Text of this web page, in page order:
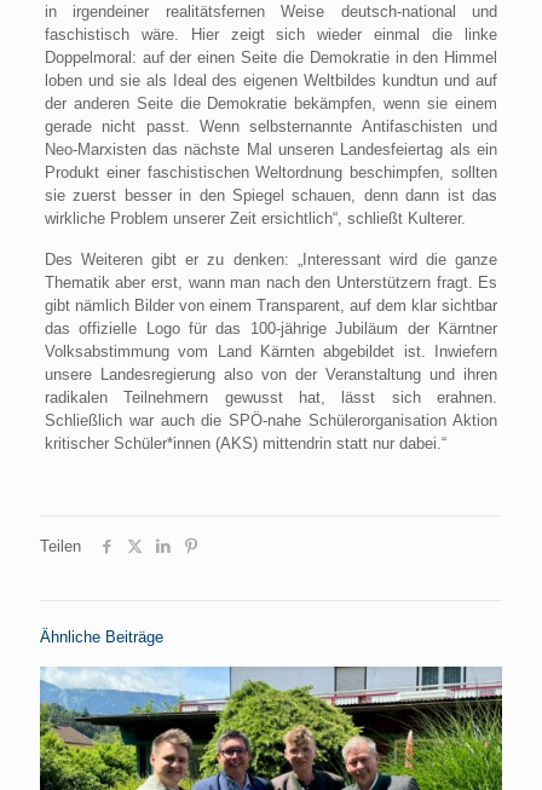
in irgendeiner realitätsfernen Weise deutsch-national und
faschistisch wäre. Hier zeigt sich wieder einmal die linke
Doppelmoral: auf der einen Seite die Demokratie in den Himmel
loben und sie als Ideal des eigenen Weltbildes kundtun und auf
der anderen Seite die Demokratie bekämpfen, wenn sie einem
gerade nicht passt. Wenn selbsternannte Antifaschisten und
Neo-Marxisten das nächste Mal unseren Landesfeiertag als ein
Produkt einer faschistischen Weltordnung beschimpfen, sollten
sie zuerst besser in den Spiegel schauen, denn dann ist das
wirkliche Problem unserer Zeit ersichtlich“, schließt Kulterer.
Des Weiteren gibt er zu denken: „Interessant wird die ganze
Thematik aber erst, wann man nach den Unterstützern fragt. Es
gibt nämlich Bilder von einem Transparent, auf dem klar sichtbar
das offizielle Logo für das 100-jährige Jubiläum der Kärntner
Volksabstimmung vom Land Kärnten abgebildet ist. Inwiefern
unsere Landesregierung also von der Veranstaltung und ihren
radikalen Teilnehmern gewusst hat, lässt sich erahnen.
Schließlich war auch die SPÖ-nahe Schülerorganisation Aktion
kritischer Schüler*innen (AKS) mittendrin statt nur dabei.“
Teilen
Ähnliche Beiträge